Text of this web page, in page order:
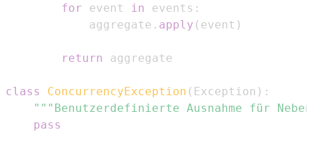
for event in events :
            aggregate
. apply ( event )
return
class ConcurrencyException ( Exception ) :
"""Benutzerdefinierte Ausnahme für
pass